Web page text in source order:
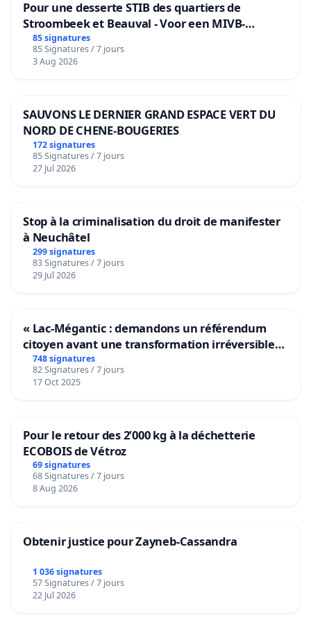
SAFETY
Since COVID-19,7 out of 10 young people don't
opportunity to learn to swim, and the Preville
pool has been dedicated to teaching swimming for
decades. To learn to
PUBLIC pool
The Preville pool isessential to maintaining day
camp activities
for young children (5-8 years) to the Alexandra pool
in hot/humid weather is not an alternative.
Swimming is anall-round sportsuitable for all
ages and ideal for an
physical health benefits
expenditure, improved posture, coordination,
flexibility, etc. Swimming also has a positive impact
onmental health: improved deep sleep, reduced
anxiety, etc.
place to hide during heathwave
Without an easily accessible, strategically located
Pour une desserte STIB des quartiers de
Stroombeek et Beauval - Voor een MIVB-
bediening van de wijken Strombeek en Het
Voor
85 signatures
85 Signatures / 7 jours
3 Aug 2026
SAUVONS LE DERNIER GRAND ESPACE VERT DU
NORD DE CHENE-BOUGERIES
172 signatures
85 Signatures / 7 jours
27 Jul 2026
Stop à la criminalisation du droit de manifester
à Neuchâtel
299 signatures
83 Signatures / 7 jours
29 Jul 2026
« Lac-Mégantic : demandons un référendum
citoyen avant une transformation irréversible
de notre territoire »
748 signatures
82 Signatures / 7 jours
17 Oct 2025
Pour le retour des 2’000 kg à la déchetterie
ECOBOIS de Vétroz
69 signatures
68 Signatures / 7 jours
8 Aug 2026
Obtenir justice pour Zayneb-Cassandra
1 036 signatures
57 Signatures / 7 jours
22 Jul 2026